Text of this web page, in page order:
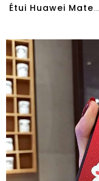
Étui Huawei Mate 10 Légère Silicone Incassable Vent Ultra Téléphone Portable Délavé En Daim Rose